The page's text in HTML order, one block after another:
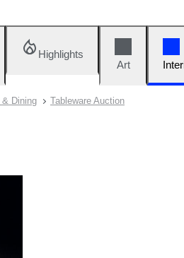
Highlights
Art
Dining Tableware Auction